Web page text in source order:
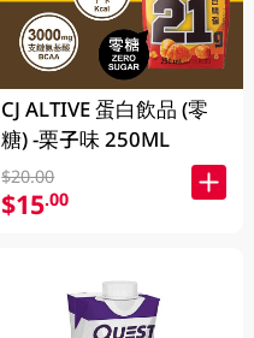
CJ ALTIVE 蛋白飲品 (零
糖) -栗子味 250ML
$20.00
$15.00